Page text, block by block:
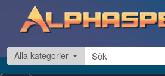
Hoppa till innehåll
Alla kategorier